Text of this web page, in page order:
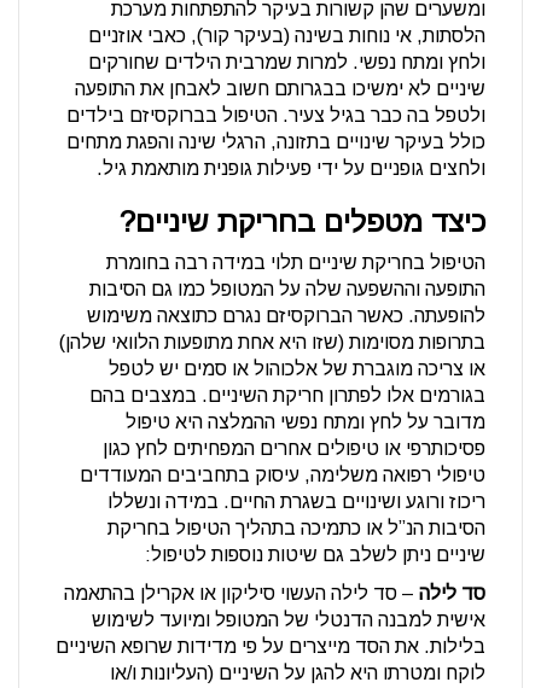
ומשערים שהן קשורות בעיקר להתפתחות מערכת
הלסתות, אי נוחות בשינה (בעיקר קור), כאבי אוזניים
ולחץ ומתח נפשי. למרות שמרבית הילדים שחורקים
שיניים לא ימשיכו בבגרותם חשוב לאבחן את התופעה
ולטפל בה כבר בגיל צעיר. הטיפול בברוקסיזם בילדים
כולל בעיקר שינויים בתזונה, הרגלי שינה והפגת מתחים
ולחצים גופניים על ידי פעילות גופנית מותאמת גיל.
כיצד מטפלים בחריקת שיניים?
הטיפול בחריקת שיניים תלוי במידה רבה בחומרת
התופעה וההשפעה שלה על המטופל כמו גם הסיבות
להופעתה. כאשר הברוקסיזם נגרם כתוצאה משימוש
בתרופות מסוימות (שזו היא אחת מתופעות הלוואי שלהן)
או צריכה מוגברת של אלכוהול או סמים יש לטפל
בגורמים אלו לפתרון חריקת השיניים. במצבים בהם
מדובר על לחץ ומתח נפשי ההמלצה היא טיפול
פסיכותרפי או טיפולים אחרים המפחיתים לחץ כגון
טיפולי רפואה משלימה, עיסוק בתחביבים המעודדים
ריכוז ורוגע ושינויים בשגרת החיים. במידה ונשללו
הסיבות הנ”ל או כתמיכה בתהליך הטיפול בחריקת
שיניים ניתן לשלב גם שיטות נוספות לטיפול:
סד לילה – סד לילה העשוי סיליקון או אקרילן בהתאמה
אישית למבנה הדנטלי של המטופל ומיועד לשימוש
בלילות. את הסד מייצרים על פי מדידות שרופא השיניים
לוקח ומטרתו היא להגן על השיניים (העליונות ו/או